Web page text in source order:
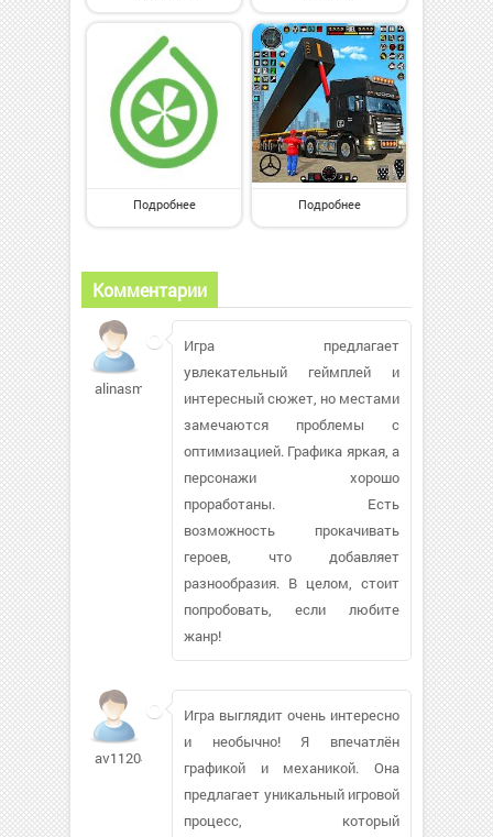
Подробнее Подробнее
Комментарии
alinasmel
Игра предлагает
увлекательный геймплей и
интересный сюжет, но местами
замечаются проблемы с
оптимизацией. Графика яркая, а
персонажи хорошо
проработаны. Есть
возможность прокачивать
героев, что добавляет
разнообразия. В целом, стоит
попробовать, если любите
жанр!
av112049226
Игра выглядит очень интересно
и необычно! Я впечатлён
графикой и механикой. Она
предлагает уникальный игровой
процесс, который